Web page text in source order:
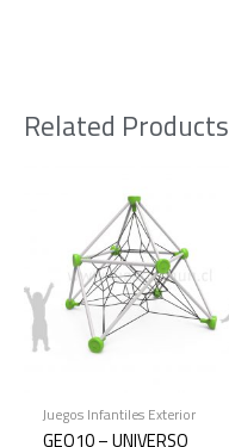
Related Products
Juegos Infantiles Exterior
GEO10 – UNIVERSO